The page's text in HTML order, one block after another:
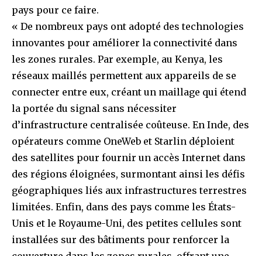
pays pour ce faire.
« De nombreux pays ont adopté des technologies
innovantes pour améliorer la connectivité dans
les zones rurales. Par exemple, au Kenya, les
réseaux maillés permettent aux appareils de se
connecter entre eux, créant un maillage qui étend
la portée du signal sans nécessiter
d’infrastructure centralisée coûteuse. En Inde, des
opérateurs comme OneWeb et Starlin déploient
des satellites pour fournir un accès Internet dans
des régions éloignées, surmontant ainsi les défis
géographiques liés aux infrastructures terrestres
limitées. Enfin, dans des pays comme les États-
Unis et le Royaume-Uni, des petites cellules sont
installées sur des bâtiments pour renforcer la